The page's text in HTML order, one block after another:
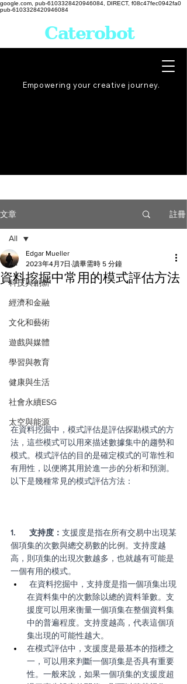
google.com, pub-6103328420946084, DIRECT, f08c47fec0942fa0
pub-6103328420946084
Empowering your creative journey.
Caterobot
文章 註冊
All
科技與創新
經濟和金融
文化和藝術
遊戲與媒體
學習與教育
健康與生活
社會永續ESG
太空與能源
All
資料挖掘中常用的模式評估方法
Edgar Mueller
2023年4月7日 讀畢需時 5 分鐘
在資料挖掘中，模式評估是評估探勘模式的方
法，這些模式可以用來描述數據集中的趨勢和
模式。模式評估的目的是確定模式的可靠性和
有用性，以便將其用於進一步的分析和預測。
以下是幾種常見的模式評估方法：
1.      支持度： 支援度是指在所有交易中出現某
個項集的次數與總交易數的比例。支持度越
高，則項集的出現次數越多，也就越有可能是
一個有用的模式。
在資料集中的次數除以總的資料筆數。支
援度可以用來衡量一個項集在整個資料集
中的普遍程度。支持度越高，代表這個項
集出現的可能性越大。
在模式評估中，支援度是最基本的指標之
一，可以用來判斷一個項集是否具有重要
性。一般來說，如果一個項集的支援度超